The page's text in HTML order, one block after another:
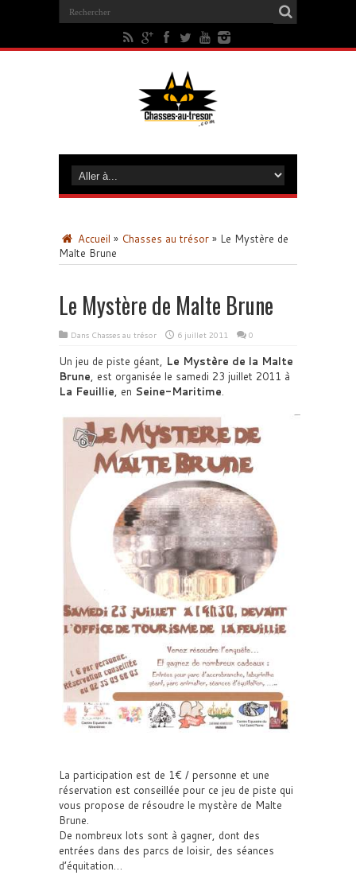
Accueil » Chasses au trésor » Le Mystère de
Malte Brune
Le Mystère de Malte Brune
Dans Chasses au trésor 6 juillet 2011 0
Un jeu de piste géant, Le Mystère de la Malte
Brune, est organisée le samedi 23 juillet 2011 à
La Feuillie, en Seine-Maritime.
La participation est de 1€ / personne et une
réservation est conseillée pour ce jeu de piste qui
vous propose de résoudre le mystère de Malte
Brune.
De nombreux lots sont à gagner, dont des
entrées dans des parcs de loisir, des séances
d’équitation…